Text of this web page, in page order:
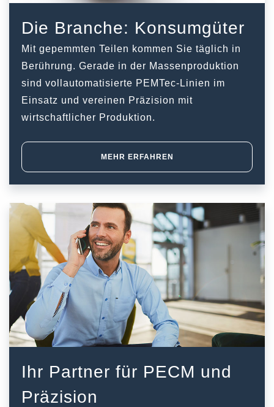
Die Branche: Konsumgüter
Mit gepemmten Teilen kommen Sie täglich in
Berührung. Gerade in der Massenproduktion
sind vollautomatisierte PEMTec-Linien im
Einsatz und vereinen Präzision mit
wirtschaftlicher Produktion.
MEHR ERFAHREN
Ihr Partner für PECM und
Präzision